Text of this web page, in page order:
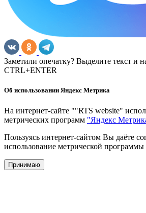
Заметили опечатку? Выделите текст и
CTRL+ENTER
Об использовании Яндекс Метрика
На интернет-сайте ""RTS website"
метрических программ "Яндекс
Пользуясь интернет-сайтом Вы даёте
использование метрической
Принимаю